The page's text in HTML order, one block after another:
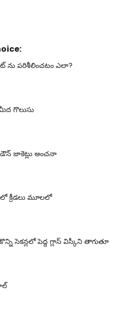
ను పరిశీలించటం ఎలా?
గొలుసు
జాకెట్లు అంచనా
క్రీడలు మూలలో
సెకన్లలో పెద్ద గ్లాస్ విస్కీని తాగుతూ